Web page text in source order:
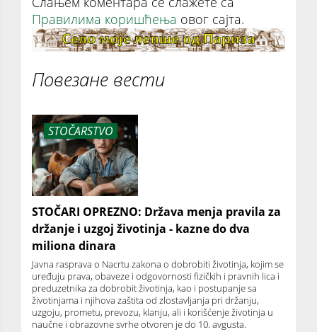
Правилима коришћења овог сајта.
Повезане вести
STOČARSTVO
STOČARI OPREZNO: Država menja pravila za
držanje i uzgoj životinja - kazne do dva
miliona dinara
Javna rasprava o Nacrtu zakona o dobrobiti životinja, kojim se
uređuju prava, obaveze i odgovornosti fizičkih i pravnih lica i
preduzetnika za dobrobit životinja, kao i postupanje sa
životinjama i njihova zaštita od zlostavljanja pri držanju,
uzgoju, prometu, prevozu, klanju, ali i korišćenje životinja u
naučne i obrazovne svrhe otvoren je do 10. avgusta.